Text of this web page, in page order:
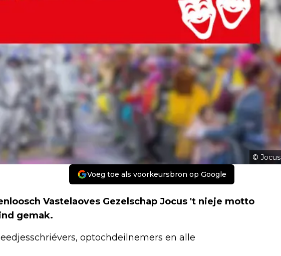
© Jocus.
Voeg toe als voorkeursbron op Google
Vastelaoves Gezelschap Jocus 't nieje motto
gemak.
optochdeilnemers en alle